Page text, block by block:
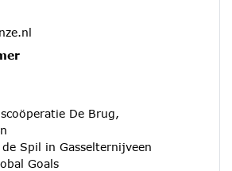
De Brug,
Spil in Gasselternijveen
Goals